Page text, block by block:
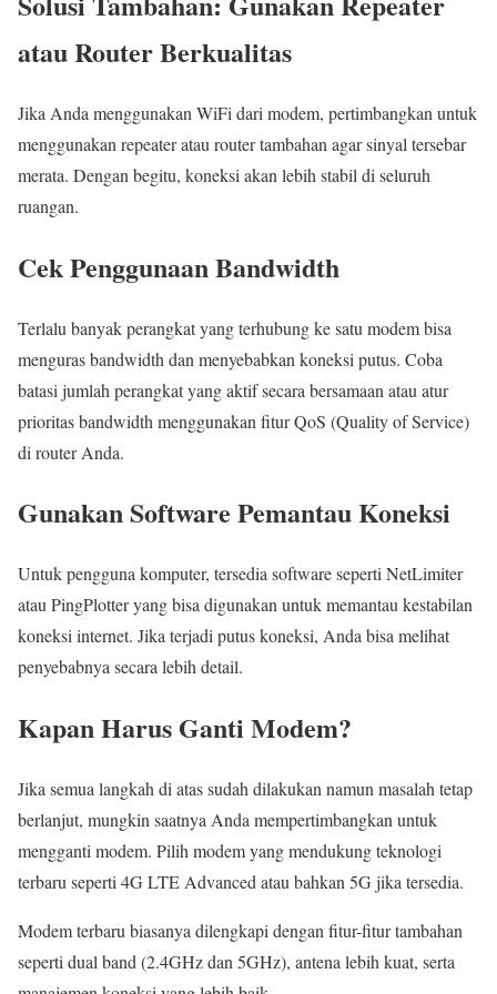
atau Router Berkualitas
Jika Anda menggunakan WiFi dari modem, pertimbangkan untuk
menggunakan repeater atau router tambahan agar sinyal tersebar
merata. Dengan begitu, koneksi akan lebih stabil di seluruh
ruangan.
Cek Penggunaan Bandwidth
Terlalu banyak perangkat yang terhubung ke satu modem bisa
menguras bandwidth dan menyebabkan koneksi putus. Coba
batasi jumlah perangkat yang aktif secara bersamaan atau atur
prioritas bandwidth menggunakan fitur QoS (Quality of Service)
di router Anda.
Gunakan Software Pemantau Koneksi
Untuk pengguna komputer, tersedia software seperti NetLimiter
atau PingPlotter yang bisa digunakan untuk memantau kestabilan
koneksi internet. Jika terjadi putus koneksi, Anda bisa melihat
penyebabnya secara lebih detail.
Kapan Harus Ganti Modem?
Jika semua langkah di atas sudah dilakukan namun masalah tetap
berlanjut, mungkin saatnya Anda mempertimbangkan untuk
mengganti modem. Pilih modem yang mendukung teknologi
terbaru seperti 4G LTE Advanced atau bahkan 5G jika tersedia.
Modem terbaru biasanya dilengkapi dengan fitur-fitur tambahan
seperti dual band (2.4GHz dan 5GHz), antena lebih kuat, serta